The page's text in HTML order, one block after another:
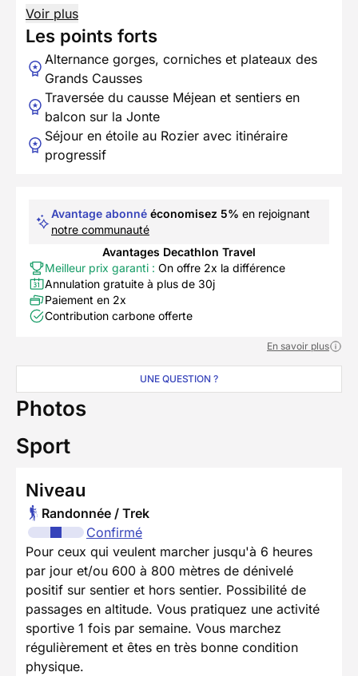
Voir plus
Les points forts
Alternance gorges, corniches et plateaux des
Grands Causses
Traversée du causse Méjean et sentiers en
balcon sur la Jonte
Séjour en étoile au Rozier avec itinéraire
progressif
Avantage abonné économisez 5% en rejoignant
notre communauté
Avantages Decathlon Travel
Meilleur prix garanti : On offre 2x la différence
Annulation gratuite à plus de 30j
Paiement en 2x
Contribution carbone offerte
En savoir plus
UNE QUESTION ?
Photos
Sport
Niveau
Randonnée / Trek
Confirmé
Pour ceux qui veulent marcher jusqu'à 6 heures
par jour et/ou 600 à 800 mètres de dénivelé
positif sur sentier et hors sentier. Possibilité de
passages en altitude. Vous pratiquez une activité
sportive 1 fois par semaine. Vous marchez
régulièrement et êtes en très bonne condition
physique.